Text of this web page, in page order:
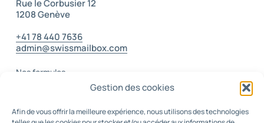
Gestion des cookies
Afin de vous offrir la meilleure expérience, nous utilisons des technologies
Rue le Corbusier 12
1208 Genève
+41 78 440 7636
admin@swissmailbox.com
Nos formules